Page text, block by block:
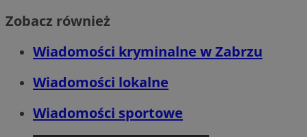
Zobacz również
Wiadomości kryminalne w Zabrzu
Wiadomości lokalne
Wiadomości sportowe